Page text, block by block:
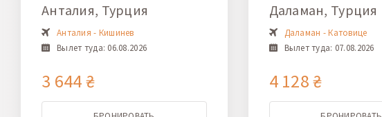
Анталия, Турция
Анталия - Кишинев
Вылет туда: 06.08.2026
3 644 ₴
Даламан, Турция
Даламан - Катовице
Вылет туда: 07.08.2026
4 128 ₴